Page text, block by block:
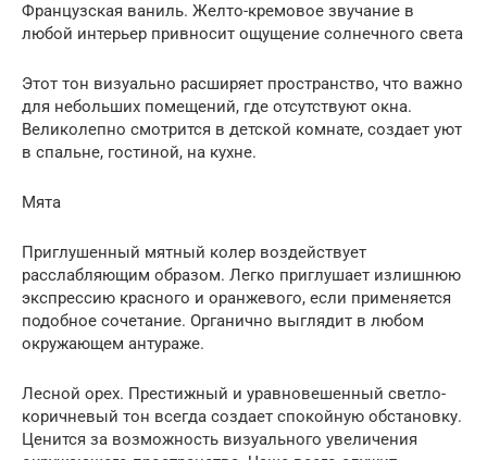
Французская ваниль. Желто-кремовое звучание в
любой интерьер привносит ощущение солнечного света
Этот тон визуально расширяет пространство, что важно
для небольших помещений, где отсутствуют окна.
Великолепно смотрится в детской комнате, создает уют
в спальне, гостиной, на кухне.
Мята
Приглушенный мятный колер воздействует
расслабляющим образом. Легко приглушает излишнюю
экспрессию красного и оранжевого, если применяется
подобное сочетание. Органично выглядит в любом
окружающем антураже.
Лесной орех. Престижный и уравновешенный светло-
коричневый тон всегда создает спокойную обстановку.
Ценится за возможность визуального увеличения